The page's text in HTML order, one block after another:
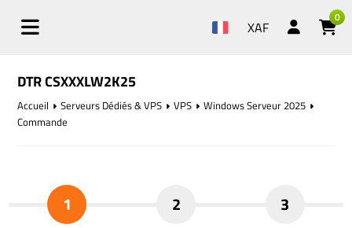
XAF
0
DTR CSXXXLW2K25
Accueil Serveurs Dédiés & VPS VPS
Windows Serveur 2025
Commande
1 2 3